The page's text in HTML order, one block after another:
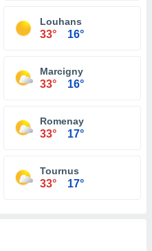
Louhans
33° 16°
Marcigny
33° 16°
Romenay
33° 17°
Tournus
33° 17°